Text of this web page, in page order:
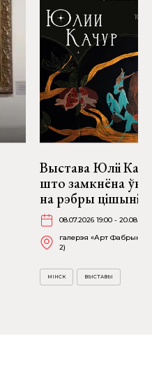
Выстава Юліі
што замкнёна
на рэбры цішыні»
08.07.2026 19:00 -
галерэя «Арт Фабрыка»
2)
МІНСК ВЫСТАВЫ